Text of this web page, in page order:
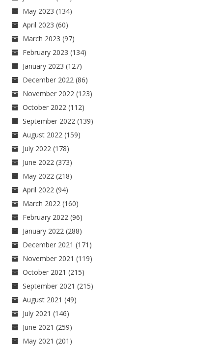
May 2023 (134)
April 2023 (60)
March 2023 (97)
February 2023 (134)
January 2023 (127)
December 2022 (86)
November 2022 (123)
October 2022 (112)
September 2022 (139)
August 2022 (159)
July 2022 (178)
June 2022 (373)
May 2022 (218)
April 2022 (94)
March 2022 (160)
February 2022 (96)
January 2022 (288)
December 2021 (171)
November 2021 (119)
October 2021 (215)
September 2021 (215)
August 2021 (49)
July 2021 (146)
June 2021 (259)
May 2021 (201)